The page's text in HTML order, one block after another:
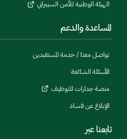
الهيئة الوطنية للأمن السيبراني
المساعدة والدعم
تواصل معنا / خدمة المستفيدين
الأسئلة الشائعة
منصة جدارات للتوظيف
الإبلاغ عن فساد
تابعنا عبر